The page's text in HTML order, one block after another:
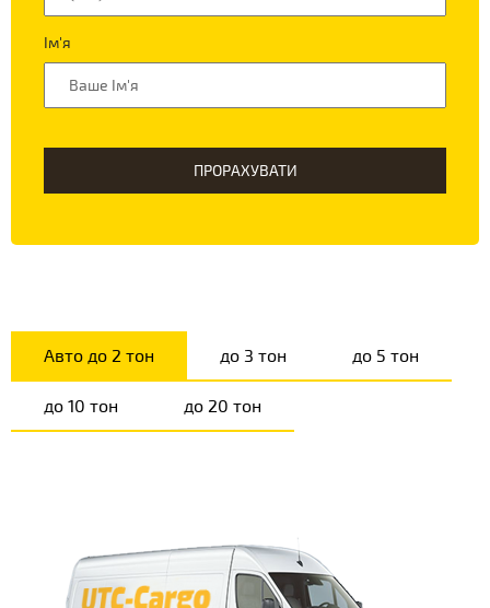
Ім'я
ПРОРАХУВАТИ
Авто до 2 тон до 3 тон до 5 тон
до 10 тон до 20 тон